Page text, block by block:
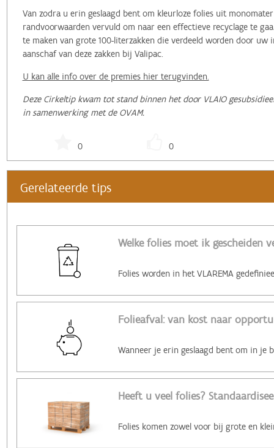
Van zodra u erin geslaagd bent om kleurloze folies uit
randvoorwaarden vervuld om naar een effectieve recyclage te
te maken van grote 100-literzakken die verdeeld worden door uw
aanschaf van deze zakken bij Valipac.
U kan alle info over de premies hier terugvinden.
Deze Cirkeltip kwam tot stand binnen het door VLAIO
in samenwerking met de OVAM.
0 0
Gerelateerde tips
Welke folies moet ik gescheiden
Folieafval: van kost naar
Heeft u veel folies?